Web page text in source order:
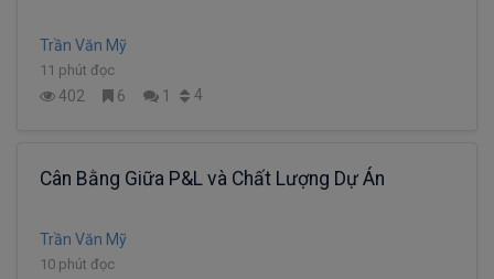
Trần Văn Mỹ
11 phút đọc
402 6 1 4
Cân Bằng Giữa P&L và Chất Lượng Dự Án
Trần Văn Mỹ
10 phút đọc